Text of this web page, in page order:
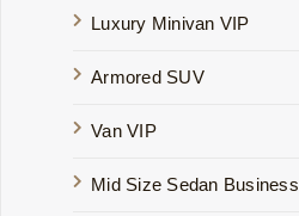
Luxury Minivan VIP
Armored SUV
Van VIP
Mid Size Sedan Business